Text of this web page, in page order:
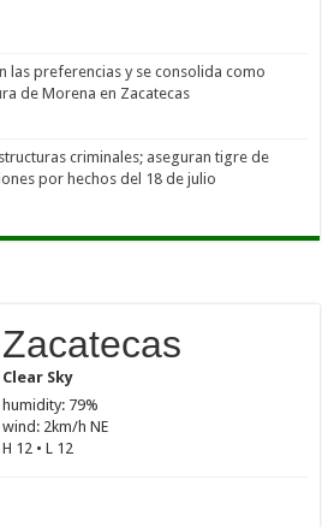
las preferencias y se consolida como
de Morena en Zacatecas
criminales; aseguran tigre de
por hechos del 18 de julio
Zacatecas
Clear Sky
humidity: 79%
wind: 2km/h NE
H 12 • L 12